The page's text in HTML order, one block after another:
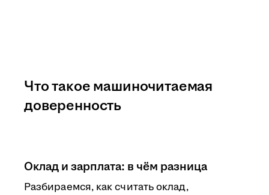
Оклад и зарплата: в чём разница
Разбираемся, как считать оклад,
Что такое машиночитаемая
доверенность